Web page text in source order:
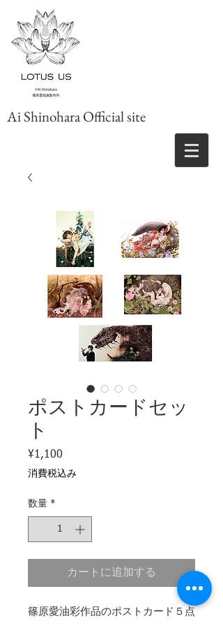
Ai Shinohara Official site
ポストカードセッ
ト
¥1,100
格
消費税込み
数量 *
カートに追加する
篠原愛油彩作品のポストカード５点